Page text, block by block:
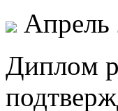
Апрель
Диплoм